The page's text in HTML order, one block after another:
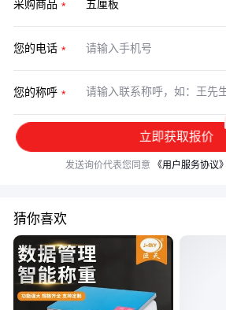
采购商品
您的电话
您的称呼
立即获取报价
发送询价代表您同意 《用户服务协议》
猜你喜欢